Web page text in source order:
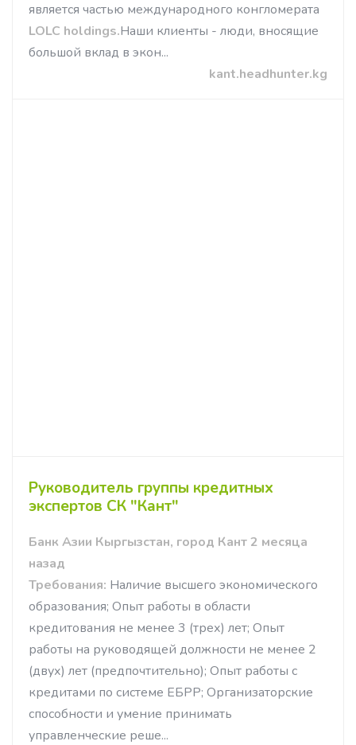
является частью международного конгломерата
LOLC holdings.Наши клиенты - люди, вносящие
большой вклад в экон...
kant.headhunter.kg
Руководитель группы кредитных
экспертов СК "Кант"
Банк Азии Кыргызстан, город Кант 2 месяца
назад
Требования: Наличие высшего экономического
образования; Опыт работы в области
кредитования не менее 3 (трех) лет; Опыт
работы на руководящей должности не менее 2
(двух) лет (предпочтительно); Опыт работы с
кредитами по системе ЕБРР; Организаторские
способности и умение принимать
управленческие реше...